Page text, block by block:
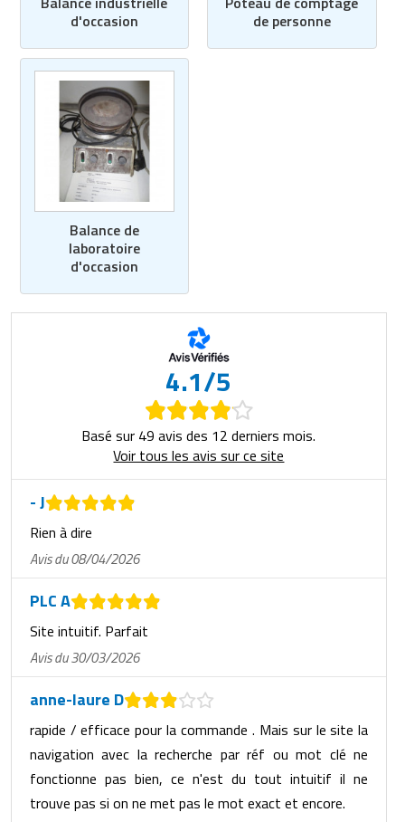
Matériel de musculation
Vêtement sportif
Rôtisserie professionnelle
Sautause professionnelle
Table de cuisson professionnelle
Tables de préparation réfrigérées
Ustensile de cuisine
Vaisselle restaurant
d'occasion
de personne
Balance de
laboratoire
d'occasion
4.1/5
Basé sur 49 avis des 12 derniers mois.
Voir tous les avis sur ce site
- J
Rien à dire
Avis du 08/04/2026
PLC A
Site intuitif. Parfait
Avis du 30/03/2026
anne-laure D
rapide / efficace pour la commande . Mais sur le site la
navigation avec la recherche par réf ou mot clé ne
fonctionne pas bien, ce n'est du tout intuitif il ne
trouve pas si on ne met pas le mot exact et encore.